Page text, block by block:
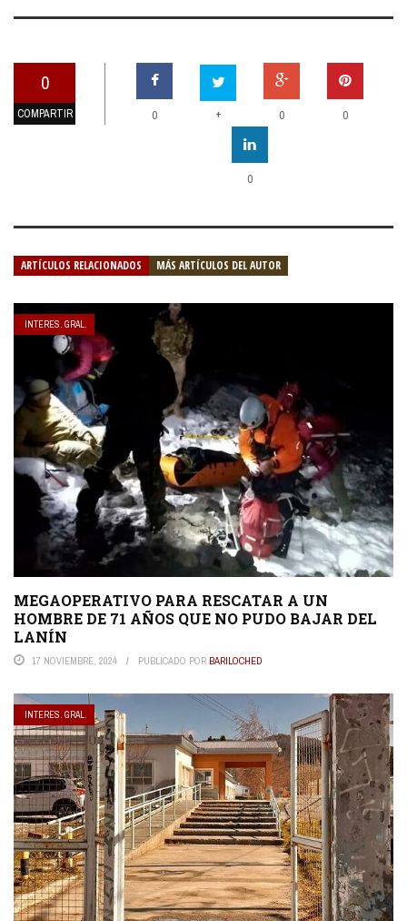
0
COMPARTIR 0 + 0 0
0
ARTÍCULOS RELACIONADOS MÁS ARTÍCULOS DEL AUTOR
INTERES. GRAL.
MEGAOPERATIVO PARA RESCATAR A UN
HOMBRE DE 71 AÑOS QUE NO PUDO BAJAR DEL
LANÍN
17 NOVIEMBRE, 2024 PUBLICADO POR BARILOCHED
INTERES. GRAL.